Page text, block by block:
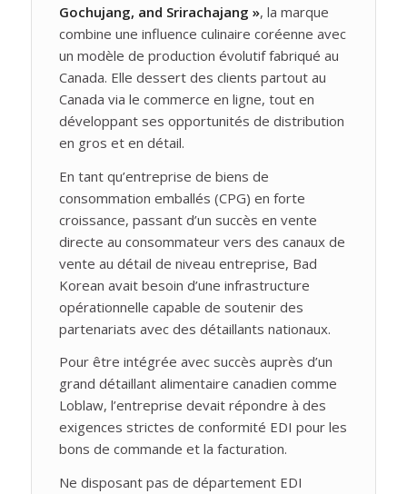
Gochujang, and Srirachajang », la marque
combine une influence culinaire coréenne avec
un modèle de production évolutif fabriqué au
Canada. Elle dessert des clients partout au
Canada via le commerce en ligne, tout en
développant ses opportunités de distribution
en gros et en détail.
En tant qu’entreprise de biens de
consommation emballés (CPG) en forte
croissance, passant d’un succès en vente
directe au consommateur vers des canaux de
vente au détail de niveau entreprise, Bad
Korean avait besoin d’une infrastructure
opérationnelle capable de soutenir des
partenariats avec des détaillants nationaux.
Pour être intégrée avec succès auprès d’un
grand détaillant alimentaire canadien comme
Loblaw, l’entreprise devait répondre à des
exigences strictes de conformité EDI pour les
bons de commande et la facturation.
Ne disposant pas de département EDI